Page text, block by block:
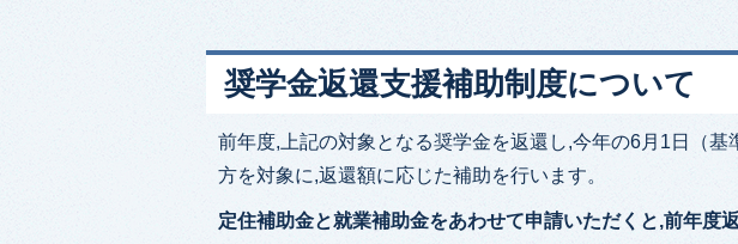
奨学金返還支援補助制度について
前年度,上記の対象となる奨学金を返還し,今年の6月1日（基
方を対象に,返還額に応じた補助を行います。
定住補助金と就業補助金をあわせて申請いただくと,前年度